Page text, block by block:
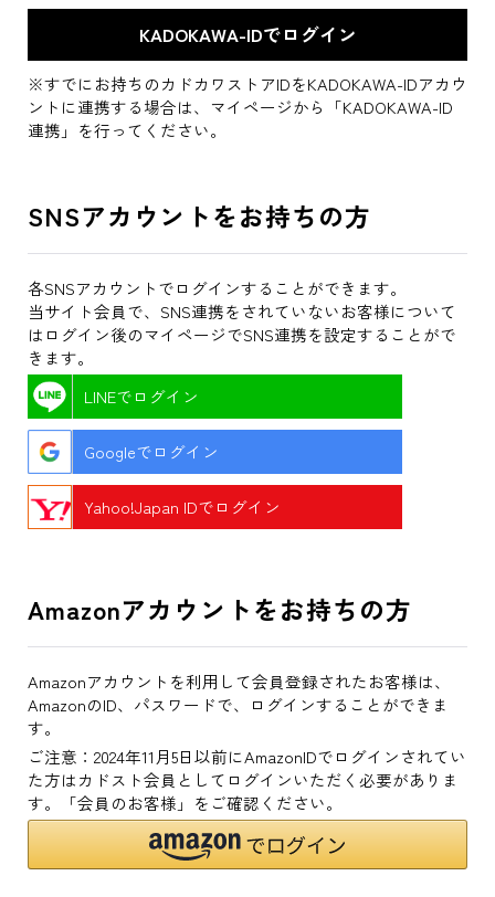
※すでにお持ちのカドカワストアIDをKADOKAWA-IDアカウ
ントに連携する場合は、マイページから「KADOKAWA-ID
連携」を行ってください。
SNSアカウントをお持ちの方
各SNSアカウントでログインすることができます。
当サイト会員で、SNS連携をされていないお客様について
はログイン後のマイページでSNS連携を設定することがで
きます。
LINEでログイン
Googleでログイン
Yahoo!Japan IDでログイン
Amazonアカウントをお持ちの方
Amazonアカウントを利用して会員登録されたお客様は、
AmazonのID、パスワードで、ログインすることができま
す。
ご注意：2024年11月5日以前にAmazonIDでログインされてい
た方はカドスト会員としてログインいただく必要がありま
す。「会員のお客様」をご確認ください。